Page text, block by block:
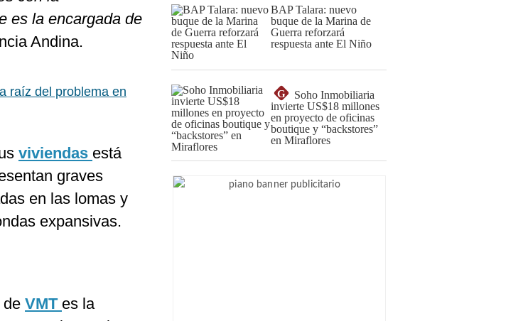
es la encargada de
Andina.
raíz del problema en
viviendas está
graves
en las lomas y
expansivas.
de VMT es la
BAP Talara: nuevo
buque de la Marina de
Guerra reforzará
respuesta ante El Niño
G
Soho Inmobiliaria
invierte US$18 millones
en proyecto de oficinas
boutique y “backstores”
en Miraflores